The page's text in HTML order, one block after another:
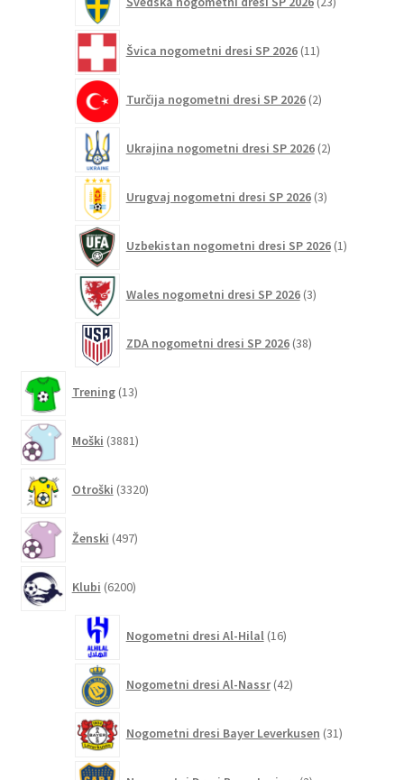
izdelkov
Švica nogometni dresi SP 2026 11izdelkov
Turčija nogometni dresi SP 2026 2izdelka
Ukrajina nogometni dresi SP 2026 2izdelka
Urugvaj nogometni dresi SP 2026 3izdelki
Uzbekistan nogometni dresi SP 2026 1izdelek
Wales nogometni dresi SP 2026 3izdelki
ZDA nogometni dresi SP 2026 38izdelkov
Trening 13izdelkov
Moški 3881izdelkov
Otroški 3320izdelkov
Ženski 497izdelkov
Klubi 6200izdelkov
Nogometni dresi Al-Hilal 16izdelkov
Nogometni dresi Al-Nassr 42izdelkov
Nogometni dresi Bayer Leverkusen 31izdelkov